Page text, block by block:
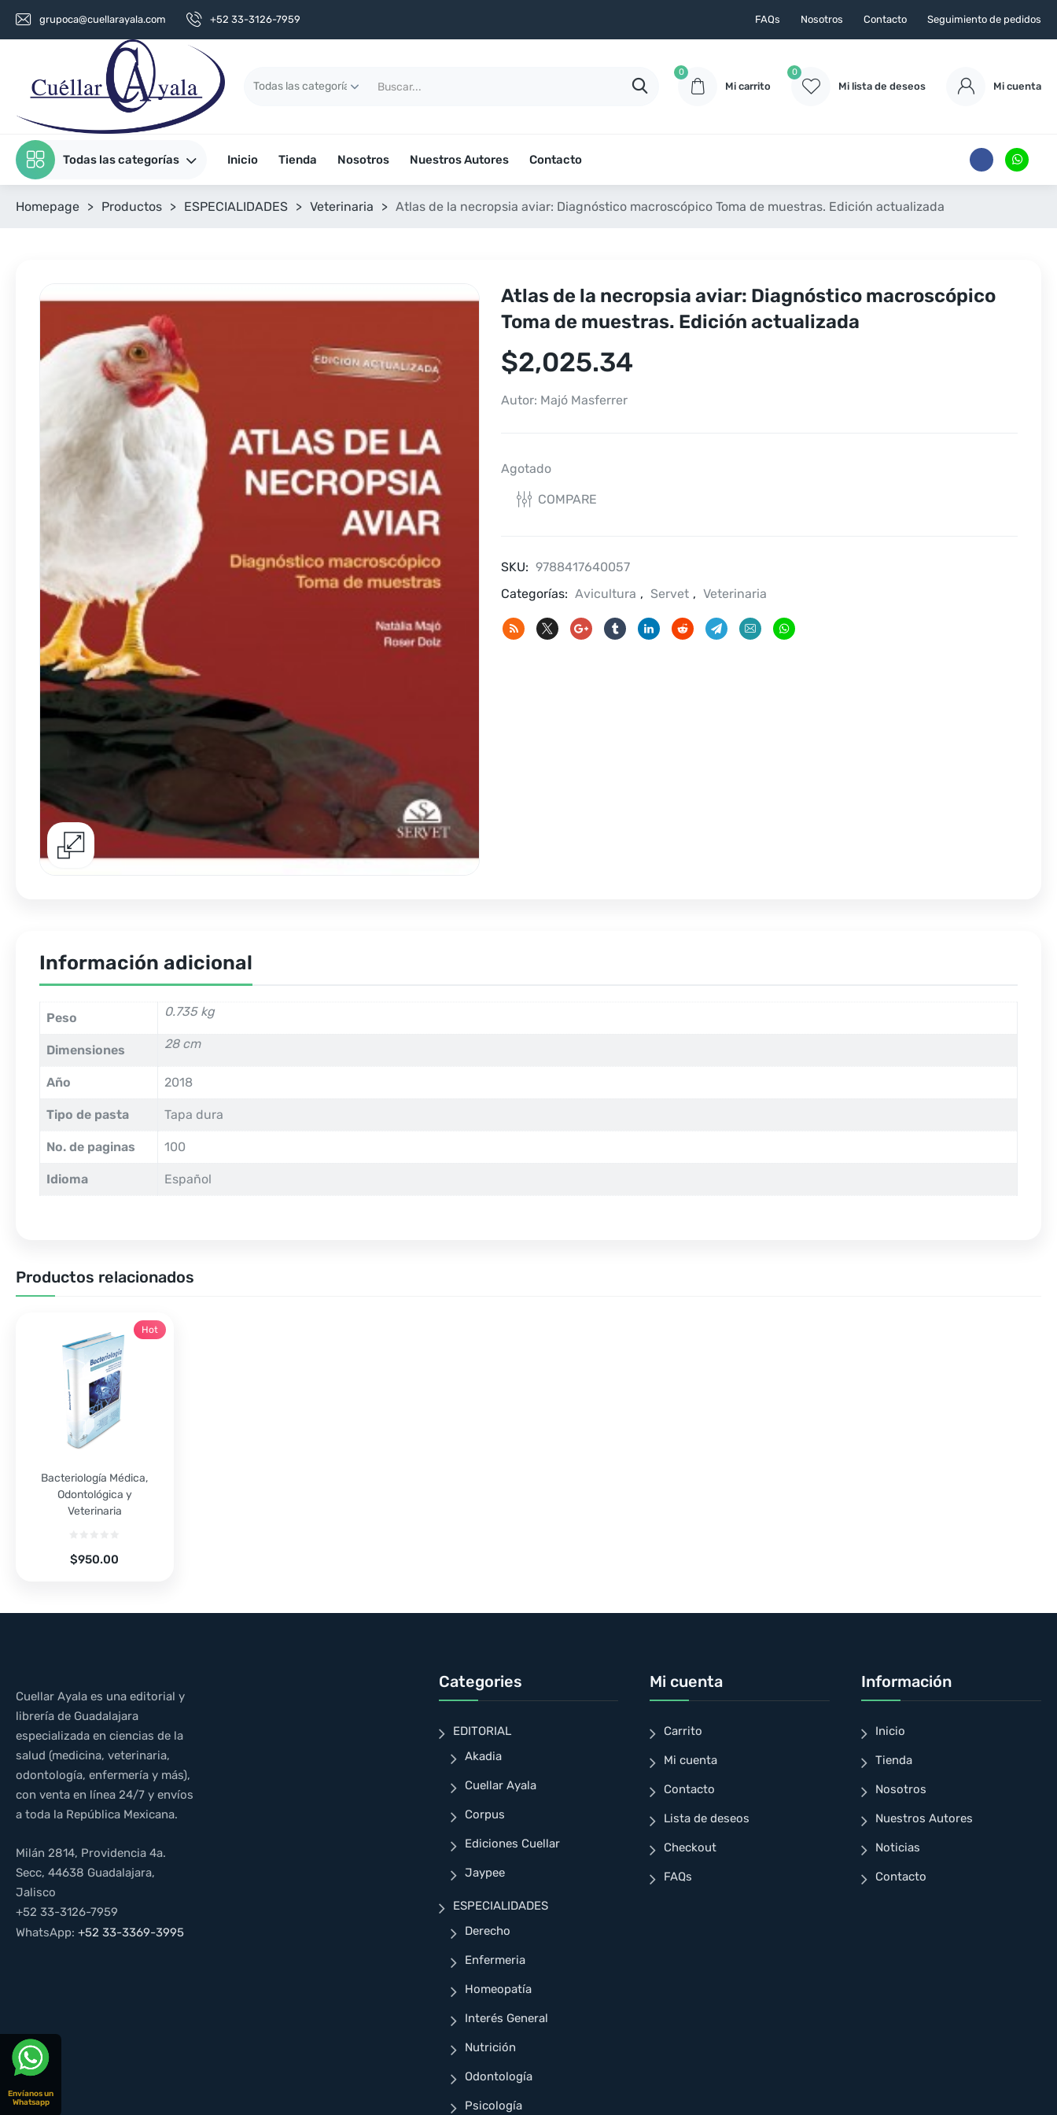
grupoca@cuellarayala.com +52 33-3126-7959 FAQs Nosotros Contacto Seguimiento de pedidos
0
Mi carrito
0
Mi lista de deseos Mi cuenta
Todas las categorías Inicio Tienda Nosotros Nuestros Autores Contacto
Homepage > Productos > ESPECIALIDADES > Veterinaria > Atlas de la necropsia aviar: Diagnóstico macroscópico Toma de muestras. Edición actualizada
Atlas de la necropsia aviar: Diagnóstico macroscópico
Toma de muestras. Edición actualizada
$2,025.34
Autor: Majó Masferrer
Agotado
COMPARE
SKU: 9788417640057
Categorías: Avicultura , Servet , Veterinaria
Información adicional
Peso 0.735 kg
Dimensiones 28 cm
Año 2018
Tipo de pasta Tapa dura
No. de paginas 100
Idioma Español
Productos relacionados
Bacteriología Médica,
Odontológica y
Veterinaria
$950.00
Hot
Cuellar Ayala es una editorial y
librería de Guadalajara
especializada en ciencias de la
salud (medicina, veterinaria,
odontología, enfermería y más),
con venta en línea 24/7 y envíos
a toda la República Mexicana.
Milán 2814, Providencia 4a.
Secc, 44638 Guadalajara,
Jalisco
+52 33-3126-7959
WhatsApp: +52 33-3369-3995
Categories
EDITORIAL
Akadia
Cuellar Ayala
Corpus
Ediciones Cuellar
Jaypee
ESPECIALIDADES
Derecho
Enfermeria
Homeopatía
Interés General
Nutrición
Odontología
Psicología
Mi cuenta
Carrito
Mi cuenta
Contacto
Lista de deseos
Checkout
FAQs
Información
Inicio
Tienda
Nosotros
Nuestros Autores
Noticias
Contacto
Envíanos un
Whatsapp